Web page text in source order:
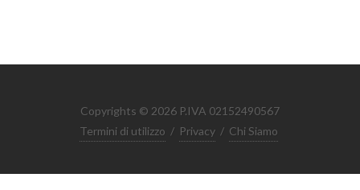
Copyrights © 2026 P.IVA 02152490567
Termini di utilizzo / Privacy / Chi Siamo